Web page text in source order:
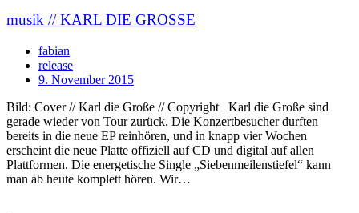
musik // KARL DIE GROSSE
fabian
release
9. November 2015
Bild: Cover // Karl die Große // Copyright Karl die Große sind
gerade wieder von Tour zurück. Die Konzertbesucher durften
bereits in die neue EP reinhören, und in knapp vier Wochen
erscheint die neue Platte offiziell auf CD und digital auf allen
Plattformen. Die energetische Single „Siebenmeilenstiefel“ kann
man ab heute komplett hören. Wir…